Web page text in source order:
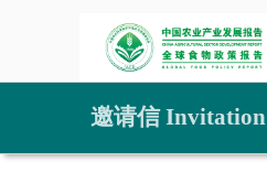
邀请信 Invitation